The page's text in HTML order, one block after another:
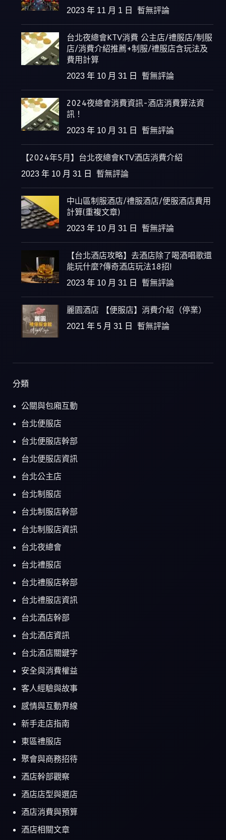
2023 年 11 月 1 日 暫無評論
台北夜總會KTV消費 公主店/禮服店/制服
店/消費介紹推薦+制服/禮服店含玩法及
費用計算
2023 年 10 月 31 日 暫無評論
2024夜總會消費資訊-酒店消費算法資
訊！
2023 年 10 月 31 日 暫無評論
【2024年5月】台北夜總會KTV酒店消費介紹
2023 年 10 月 31 日 暫無評論
中山區制服酒店/禮服酒店/便服酒店費用
計算(重複文章)
2023 年 10 月 31 日 暫無評論
【台北酒店攻略】去酒店除了喝酒唱歌還
能玩什麼?傳奇酒店玩法18招!
2023 年 10 月 31 日 暫無評論
麗園酒店 【便服店】消費介紹（停業）
2021 年 5 月 31 日 暫無評論
分類
公關與包廂互動
台北便服店
台北便服店幹部
台北便服店資訊
台北公主店
台北制服店
台北制服店幹部
台北制服店資訊
台北夜總會
台北禮服店
台北禮服店幹部
台北禮服店資訊
台北酒店幹部
台北酒店資訊
台北酒店關鍵字
安全與消費權益
客人經驗與故事
感情與互動界線
新手走店指南
東區禮服店
聚會與商務招待
酒店幹部觀察
酒店店型與選店
酒店消費與預算
酒店相關文章